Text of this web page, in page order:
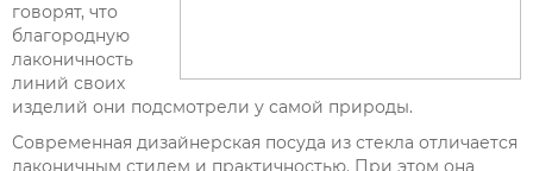
говорят, что
благородную
лаконичность
линий своих
изделий они подсмотрели у самой природы.
Современная дизайнерская посуда из стекла отличается
лаконичным стилем и практичностью. При этом она